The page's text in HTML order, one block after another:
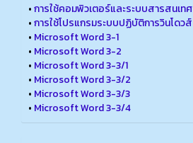
•การใช้คอมพิวเตอร์และระบบสารสนเทศ
•การใช้โปรแกรมระบบปฏิบัติการวินโดวส์
• Microsoft Word 3-1
• Microsoft Word 3-2
• Microsoft Word 3-3/1
• Microsoft Word 3-3/2
• Microsoft Word 3-3/3
• Microsoft Word 3-3/4